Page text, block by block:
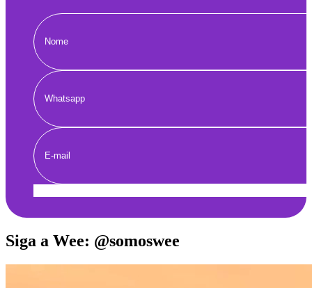
Siga a Wee: @somoswee